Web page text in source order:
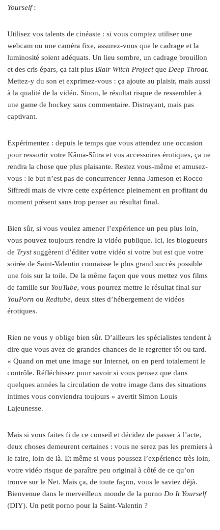
Yourself:
Utilisez vos talents de cinéaste : si vous comptez utiliser une
webcam ou une caméra fixe, assurez-vous que le cadrage et la
luminosité soient adéquats. Un lieu sombre, un cadrage brouillon
et des cris épars, ça fait plus Blair Witch Projectque Deep Throat.
Mettez‑y du son et exprimez-vous : ça ajoute au plaisir, mais aussi
à la qualité de la vidéo. Sinon, le résultat risque de ressembler à
une game de hockey sans commentaire. Distrayant, mais pas
captivant.
Expérimentez : depuis le temps que vous attendez une occasion
pour ressortir votre Kâma-Sûtra et vos accessoires érotiques, ça ne
rendra la chose que plus plaisante. Restez vous-même et amusez-
vous : le but n’est pas de concurrencer Jenna Jameson et Rocco
Siffredi mais de vivre cette expérience pleinement en profitant du
moment présent sans trop penser au résultat final.
Bien sûr, si vous voulez amener l’expérience un peu plus loin,
vous pouvez toujours rendre la vidéo publique. Ici, les blogueurs
de Trystsuggèrent d’éditer votre vidéo si votre but est que votre
soirée de Saint-Valentin connaisse le plus grand succès possible
une fois sur la toile. De la même façon que vous mettez vos films
de famille sur YouTube, vous pourrez mettre le résultat final sur
YouPorn ou Redtube, deux sites d’hébergement de vidéos
érotiques.
Rien ne vous y oblige bien sûr. D’ailleurs les spécialistes tendent à
dire que vous avez de grandes chances de le regretter tôt ou tard.
« Quand on met une image sur Internet, on en perd totalement le
contrôle. Réfléchissez pour savoir si vous pensez que dans
quelques années la circulation de votre image dans des situations
intimes vous conviendra toujours » avertit Simon Louis
Lajeunesse.
Mais si vous faites fi de ce conseil et décidez de passer à l’acte,
deux choses demeurent certaines : vous ne serez pas les premiers à
le faire, loin de là. Et même si vous poussez l’expérience très loin,
votre vidéo risque de paraître peu original à côté de ce qu’on
trouve sur le Net. Mais ça, de toute façon, vous le saviez déjà.
Bienvenue dans le merveilleux monde de la porno Do It Yourself
(DIY). Un petit porno pour la Saint-Valentin ?